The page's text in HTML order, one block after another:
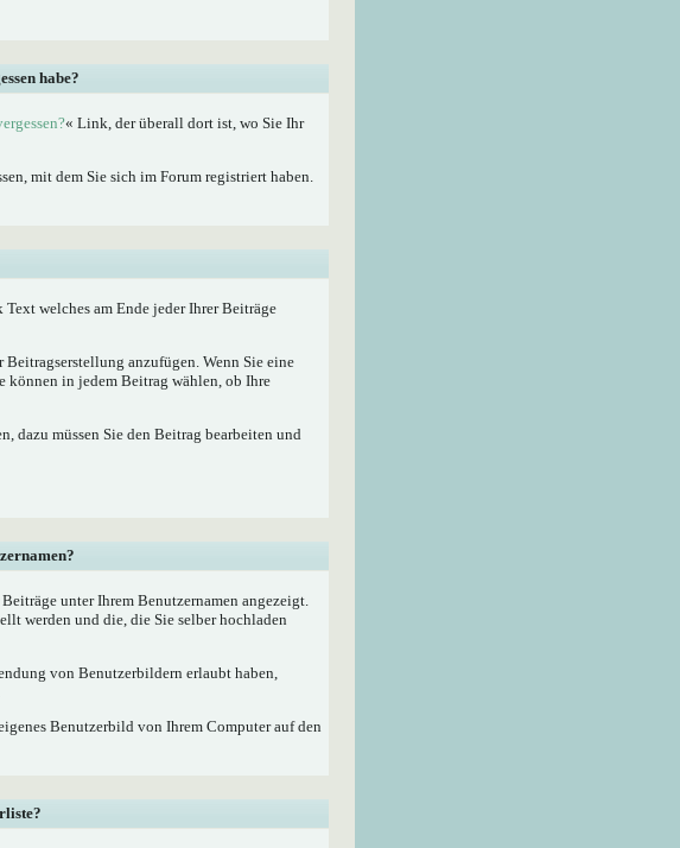
habe?
« Link, der überall dort ist, wo Sie Ihr
mit dem Sie sich im Forum registriert haben.
welches am Ende jeder Ihrer Beiträge
anzufügen. Wenn Sie eine
können in jedem Beitrag wählen, ob Ihre
dazu müssen Sie den Beitrag bearbeiten und
unter Ihrem Benutzernamen angezeigt.
werden und die, die Sie selber hochladen
von Benutzerbildern erlaubt haben,
Benutzerbild von Ihrem Computer auf den